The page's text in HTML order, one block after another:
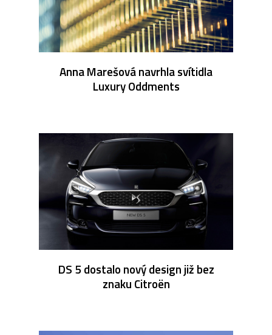
Anna Marešová navrhla svítidla
Luxury Oddments
DS 5 dostalo nový design již bez
znaku Citroën